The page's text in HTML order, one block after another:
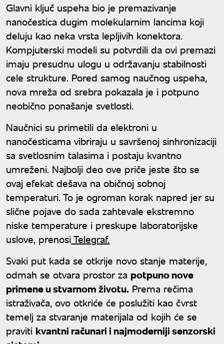
Glavni ključ uspeha bio je premazivanje
nanočestica dugim molekularnim lancima koji
deluju kao neka vrsta lepljivih konektora.
Kompjuterski modeli su potvrdili da ovi premazi
imaju presudnu ulogu u održavanju stabilnosti
cele strukture. Pored samog naučnog uspeha,
nova mreža od srebra pokazala je i potpuno
neobično ponašanje svetlosti.
Naučnici su primetili da elektroni u
nanočesticama vibriraju u savršenoj sinhronizaciji
sa svetlosnim talasima i postaju kvantno
umreženi. Najbolji deo ove priče jeste što se
ovaj efekat dešava na običnoj sobnoj
temperaturi. To je ogroman korak napred jer su
slične pojave do sada zahtevale ekstremno
niske temperature i preskupe laboratorijske
uslove, prenosi Telegraf.
Svaki put kada se otkrije novo stanje materije,
odmah se otvara prostor za potpuno nove
primene u stvarnom životu. Prema rečima
istraživača, ovo otkriće će poslužiti kao čvrst
temelj za stvaranje materijala od kojih će se
praviti kvantni računari i najmoderniji senzorski